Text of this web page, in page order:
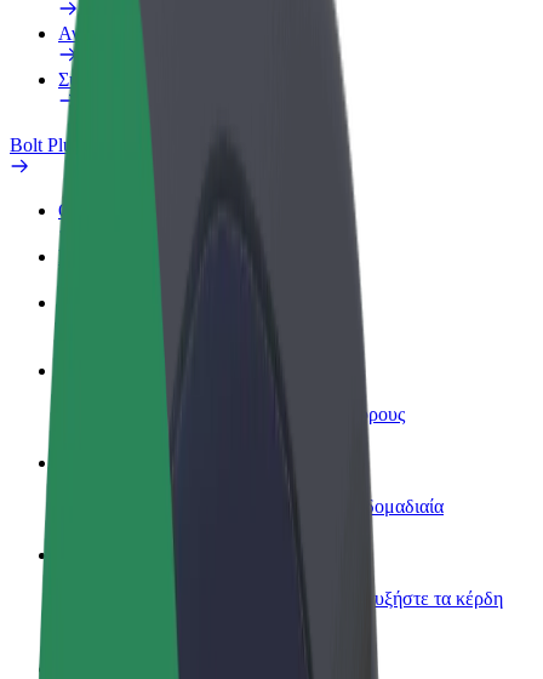
Αναφορά προβλήματος
Συχνές Ερωτήσεις
Bolt Plus
Οφέλη
Πώς να συμμετάσχετε
Κερδίστε χρήματα με τους δικούς σας όρους
Παραδώστε φαγητό και πληρώνεστε εβδομαδιαία
Πλησιάστε περισσότερους πελάτες και αυξήστε τα κέρδη